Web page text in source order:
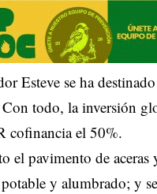
Esteve se ha
todo, la inversión
cofinancia el 50%.
el pavimento de aceras
y alumbrado; y